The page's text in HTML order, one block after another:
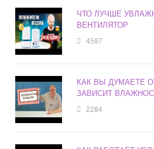
ЧТО ЛУЧШЕ
ВЕНТИЛЯТОР
4597
КАК ВЫ ДУМАЕТЕ
ЗАВИСИТ
2284